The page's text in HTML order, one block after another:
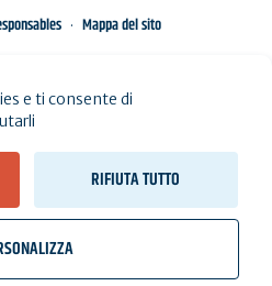
Mappa del sito
e ti consente di
RIFIUTA TUTTO